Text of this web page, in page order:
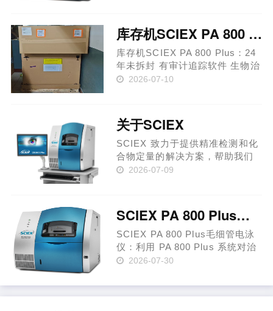
声誉。借助 PA 800 Plus 制药分
析系统，您可以自信地确保生物
制……
库存机SCIEX PA 800 Plus：24年未拆封
库存机SCIEX PA 800 Plus：24
年未拆封 有审计追踪软件 生物治
疗性药物的变化不仅会影响患者
PA 800 Plus 制药分析系统，您
可以自信地确保生物制品取
得……
2026-07-10
关于SCIEX
SCIEX 致力于提供精准检测和化
合物定量的解决方案，帮助我们
的客户保护和改善人类的健康和
四极杆质谱系统开始，我们一直
致……
2026-07-09
SCIEX PA 800 Plus毛细管电泳仪：系统对治疗性蛋白进行可靠表征
SCIEX PA 800 Plus毛细管电泳
仪：利用 PA 800 Plus 系统对治
疗性蛋白进行可靠表征 一致且合
疗性药物的变化不仅会影响患者
治疗的安全性和有效性，还会影
2026-07-30